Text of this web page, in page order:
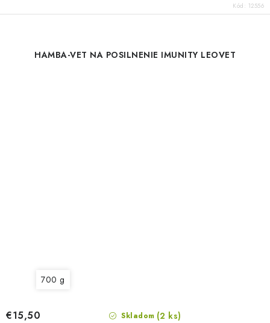
Kód: 12556
HAMBA-VET NA POSILNENIE IMUNITY LEOVET
700 g
Skladom (2 ks)
€15,50